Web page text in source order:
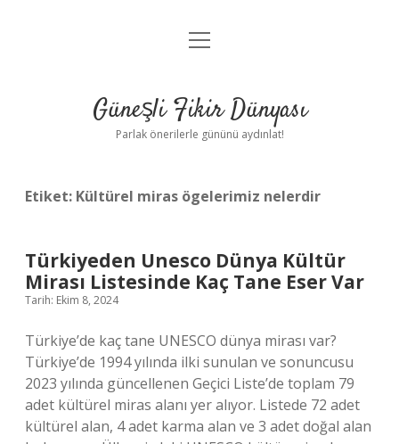
Anasayfa
Yasal Uyarı
menüyü
Güneşli Fikir Dünyası
Parlak önerilerle gününü aydınlat!
Etiket: Kültürel miras ögelerimiz nelerdir
Türkiyeden Unesco Dünya Kültür
Mirası Listesinde Kaç Tane Eser Var
Tarih: Ekim 8, 2024
Türkiye’de kaç tane UNESCO dünya mirası var?
Türkiye’de 1994 yılında ilki sunulan ve sonuncusu
2023 yılında güncellenen Geçici Liste’de toplam 79
adet kültürel miras alanı yer alıyor. Listede 72 adet
kültürel alan, 4 adet karma alan ve 3 adet doğal alan